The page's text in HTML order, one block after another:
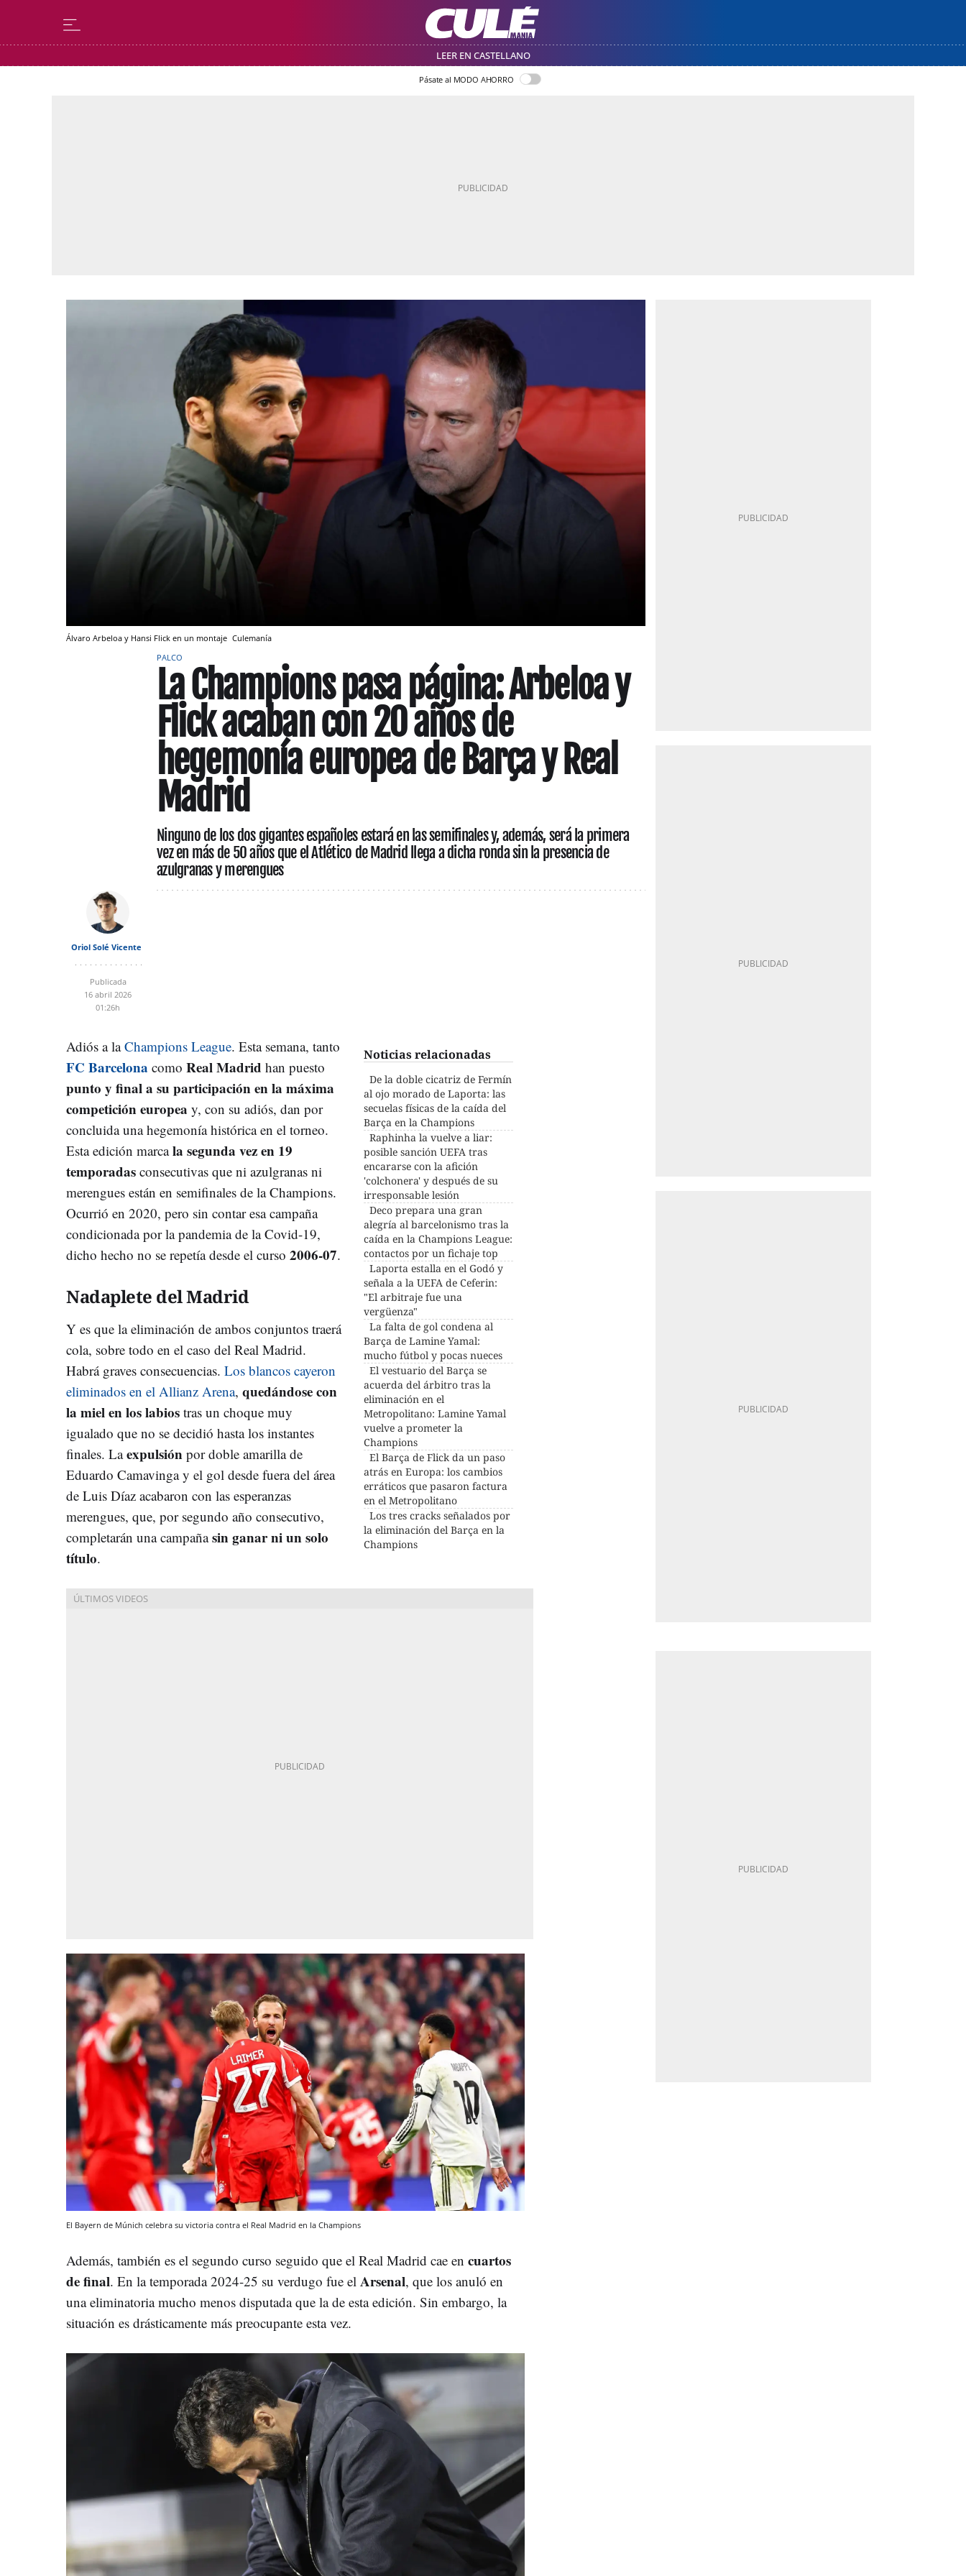
LEER EN CASTELLANO
Pásate al MODO AHORRO
Álvaro Arbeloa y Hansi Flick en un montaje Culemanía
PALCO
La Champions pasa página: Arbeloa y
Flick acaban con 20 años de
hegemonía europea de Barça y Real
Madrid
Ninguno de los dos gigantes españoles estará en las semifinales y, además, será la primera
vez en más de 50 años que el Atlético de Madrid llega a dicha ronda sin la presencia de
azulgranas y merengues
Oriol Solé Vicente
Publicada
16 abril 2026
01:26h
Noticias relacionadas
De la doble cicatriz de Fermín
al ojo morado de Laporta: las
secuelas físicas de la caída del
Barça en la Champions
Raphinha la vuelve a liar:
posible sanción UEFA tras
encararse con la afición
'colchonera' y después de su
irresponsable lesión
Deco prepara una gran
alegría al barcelonismo tras la
caída en la Champions League:
contactos por un fichaje top
Laporta estalla en el Godó y
señala a la UEFA de Ceferin:
"El arbitraje fue una
vergüenza"
La falta de gol condena al
Barça de Lamine Yamal:
mucho fútbol y pocas nueces
El vestuario del Barça se
acuerda del árbitro tras la
eliminación en el
Metropolitano: Lamine Yamal
vuelve a prometer la
Champions
El Barça de Flick da un paso
atrás en Europa: los cambios
erráticos que pasaron factura
en el Metropolitano
Los tres cracks señalados por
la eliminación del Barça en la
Champions
Adiós a laChampions League. Esta semana, tanto
FC Barcelona como Real Madrid han puesto
punto y final a su participación en la máxima
competición europea y, con su adiós, dan por
concluida una hegemonía histórica en el torneo.
Esta edición marcala segunda vez en 19
temporadas consecutivas que ni azulgranas ni
merengues están en semifinales de la Champions.
Ocurrió en 2020, pero sin contar esa campaña
condicionada por la pandemia de la Covid-19,
dicho hecho no se repetía desde el curso 2006-07.
Nadaplete del Madrid
Y es que la eliminación de ambos conjuntos traerá
cola, sobre todo en el caso del Real Madrid.
Habrá graves consecuencias. Los blancos cayeron
eliminados en el Allianz Arena, quedándose con
la miel en los labios tras un choque muy
igualado que no se decidió hasta los instantes
finales. Laexpulsión por doble amarilla de
Eduardo Camavinga y el gol desde fuera del área
de Luis Díaz acabaron con las esperanzas
merengues, que, por segundo año consecutivo,
completarán una campañasin ganar ni un solo
título.
El Bayern de Múnich celebra su victoria contra el Real Madrid en la Champions
Además, también es el segundo curso seguido que el Real Madrid cae en cuartos
de final. En la temporada 2024-25 su verdugo fue el Arsenal, que los anuló en
una eliminatoria mucho menos disputada que la de esta edición. Sin embargo, la
situación es drásticamente más preocupante esta vez.